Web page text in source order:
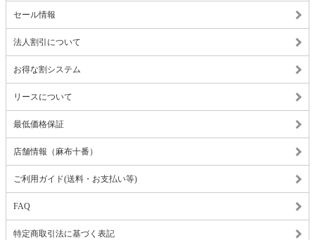
セール情報
法人割引について
お得な割システム
リースについて
最低価格保証
店舗情報（麻布十番）
ご利用ガイド(送料・お支払い等)
FAQ
特定商取引法に基づく表記